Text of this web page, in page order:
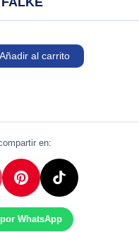
Añadir al carrito
en:
WhatsApp